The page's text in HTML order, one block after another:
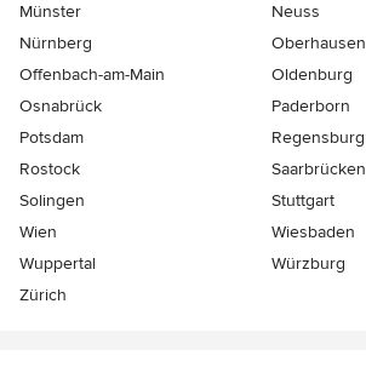
Münster
Neuss
Nürnberg
Oberhausen
Offenbach-am-Main
Oldenburg
Osnabrück
Paderborn
Potsdam
Regensburg
Rostock
Saarbrücken
Solingen
Stuttgart
Wien
Wiesbaden
Wuppertal
Würzburg
Zürich